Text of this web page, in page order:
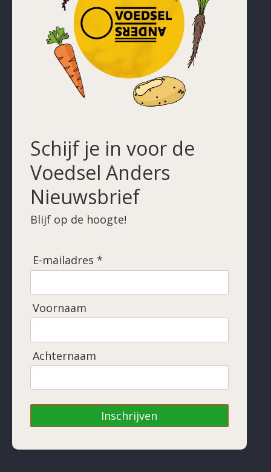
Schijf je in voor de
Voedsel Anders
Nieuwsbrief
Blijf op de hoogte!
E-mailadres *
Voornaam
Achternaam
Inschrijven